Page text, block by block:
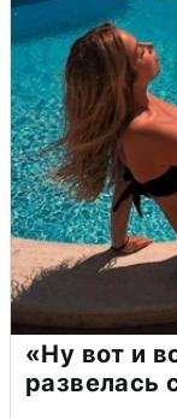
«Ну вот и